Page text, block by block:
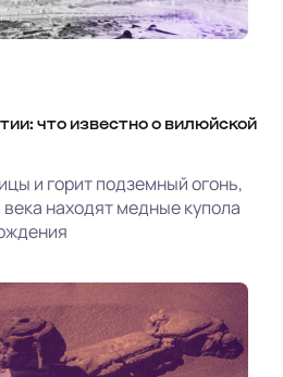
что известно о вилюйской
и горит подземный огонь,
находят медные купола